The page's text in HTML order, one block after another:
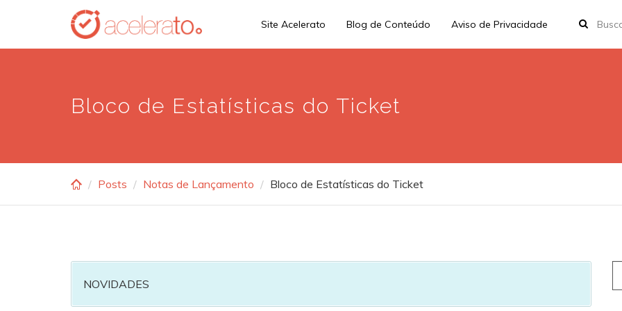
main
Site Acelerato Blog de Conteúdo Aviso de Privacidade
Bloco de Estatísticas do Ticket
Posts Notas de Lançamento Bloco de Estatísticas do Ticket
NOVIDADES